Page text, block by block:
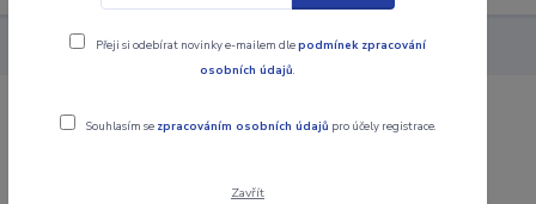
Nástroje - Kovoobrábění Plátkový vrták SPMG
Plátkový vrták SPMG
Přeji si odebírat novinky e-mailem dlepodmínek zpracování
osobních údajů.
Souhlasím se zpracováním osobních údajů pro účely registrace.
Zavřít